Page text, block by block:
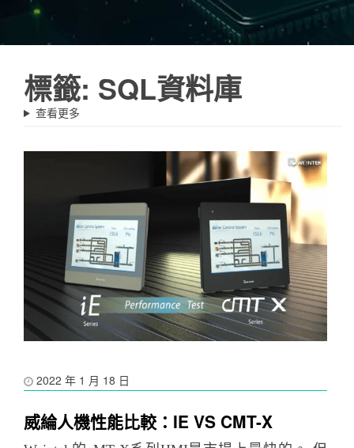
標籤: SQL資料庫
查看更多
2022 年 1 月 18 日
威綸人機性能比較：IE VS CMT-X